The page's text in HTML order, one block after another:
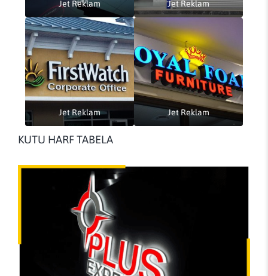
Jet Reklam Jet Reklam
Jet Reklam Jet Reklam
KUTU HARF TABELA